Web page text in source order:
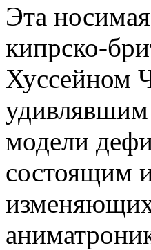
Эта
кипрско-
Хуссейном
модели
состоящим